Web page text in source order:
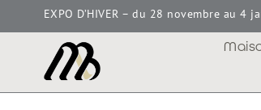
EXPO D’HIVER – du 28 novembre au 4